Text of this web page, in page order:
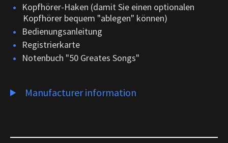
Kopfhörer-Haken (damit Sie einen optionalen
Kopfhörer bequem "ablegen" können)
Bedienungsanleitung
Registrierkarte
Notenbuch "50 Greates Songs"
Manufacturer information